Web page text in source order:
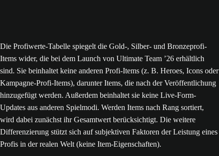
Die Profiwerte-Tabelle spiegelt die Gold-, Silber- und Bronzeprofi-
Items wider, die bei dem Launch von Ultimate Team ’26 erhältlich
sind. Sie beinhaltet keine anderen Profi-Items (z. B. Heroes, Icons oder
Kampagne-Profi-Items), darunter Items, die nach der Veröffentlichung
hinzugefügt werden. Außerdem beinhaltet sie keine Live-Form-
Updates aus anderen Spielmodi. Werden Items nach Rang sortiert,
wird dabei zunächst ihr Gesamtwert berücksichtigt. Die weitere
Differenzierung stützt sich auf subjektiven Faktoren der Leistung eines
Profis in der realen Welt (keine Item-Eigenschaften).